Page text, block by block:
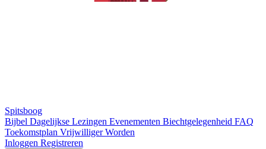
Spitsboog
Bijbel Dagelijkse Lezingen Evenementen Biechtgelegenheid FAQ
Toekomstplan Vrijwilliger Worden
Inloggen Registreren